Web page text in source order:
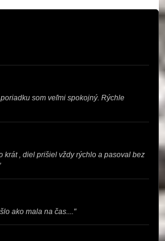
som veľmi spokojný. Rýchle
krát , diel prišiel vždy rýchlo a pasoval bez
ako mala na čas...."